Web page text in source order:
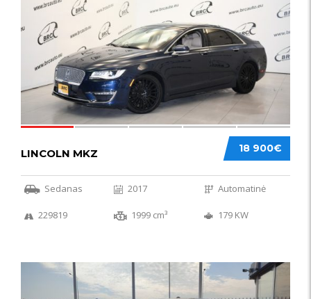
18 900€
LINCOLN MKZ
Sedanas 2017 Automatinė
229819 1999 cm³ 179 KW